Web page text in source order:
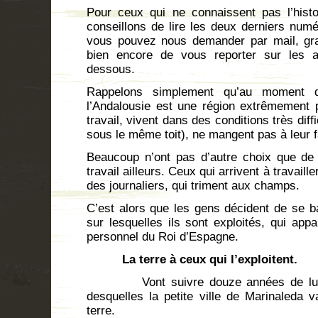
Pour ceux qui ne connaissent pas
conseillons de lire les deux derniers
vous pouvez nous demander par mail,
bien encore de vous reporter sur les
dessous.
Rappelons simplement qu’au
l’Andalousie est une région
travail, vivent dans des conditions très
sous le même toit), ne mangent pas à leur
Beaucoup n’ont pas d’autre choix que
travail ailleurs. Ceux qui arrivent à
des journaliers, qui triment aux champs.
C’est alors que les gens décident de se
sur lesquelles ils sont exploités, qui
personnel du Roi d’Espagne.
La terre à ceux qui l’exploitent.
Vont suivre douze années de
desquelles la petite ville de Marinaleda
terre.